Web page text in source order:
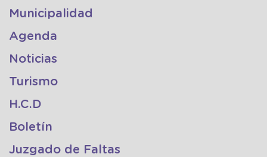
Municipalidad
Agenda
Noticias
Turismo
H.C.D
Boletín
Juzgado de Faltas